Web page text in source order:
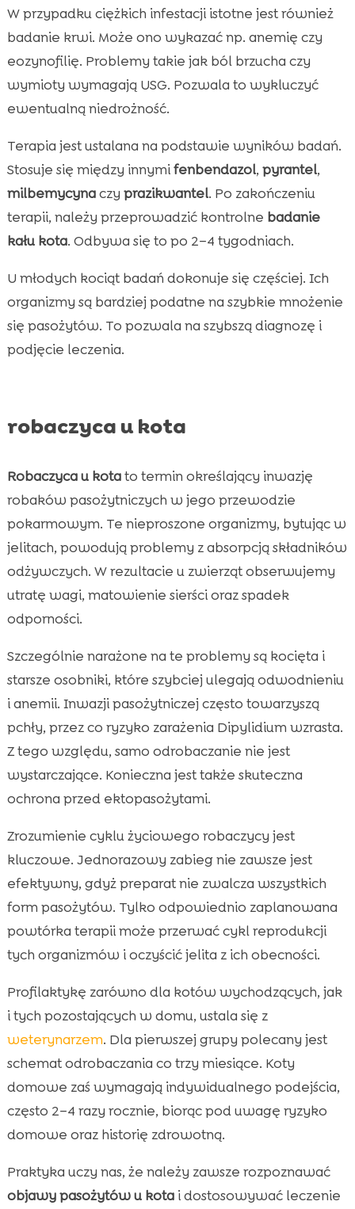
W przypadku ciężkich infestacji istotne jest również
badanie krwi. Może ono wykazać np. anemię czy
eozynofilię. Problemy takie jak ból brzucha czy
wymioty wymagają USG. Pozwala to wykluczyć
ewentualną niedrożność.
Terapia jest ustalana na podstawie wyników badań.
Stosuje się między innymifenbendazol, pyrantel,
milbemycynaczy prazikwantel. Po zakończeniu
terapii, należy przeprowadzić kontrolne badanie
kału kota. Odbywa się to po 2–4 tygodniach.
U młodych kociąt badań dokonuje się częściej. Ich
organizmy są bardziej podatne na szybkie mnożenie
się pasożytów. To pozwala na szybszą diagnozę i
podjęcie leczenia.
robaczyca u kota
Robaczyca u kotato termin określający inwazję
robaków pasożytniczych w jego przewodzie
pokarmowym. Te nieproszone organizmy, bytując w
jelitach, powodują problemy z absorpcją składników
odżywczych. W rezultacie u zwierząt obserwujemy
utratę wagi, matowienie sierści oraz spadek
odporności.
Szczególnie narażone na te problemy są kocięta i
starsze osobniki, które szybciej ulegają odwodnieniu
i anemii. Inwazji pasożytniczej często towarzyszą
pchły, przez co ryzyko zarażenia Dipylidium wzrasta.
Z tego względu, samo odrobaczanie nie jest
wystarczające. Konieczna jest także skuteczna
ochrona przed ektopasożytami.
Zrozumienie cyklu życiowego robaczycy jest
kluczowe. Jednorazowy zabieg nie zawsze jest
efektywny, gdyż preparat nie zwalcza wszystkich
form pasożytów. Tylko odpowiednio zaplanowana
powtórka terapii może przerwać cykl reprodukcji
tych organizmów i oczyścić jelita z ich obecności.
Profilaktykę zarówno dla kotów wychodzących, jak
i tych pozostających w domu, ustala się z
weterynarzem. Dla pierwszej grupy polecany jest
schemat odrobaczania co trzy miesiące. Koty
domowe zaś wymagają indywidualnego podejścia,
często 2–4 razy rocznie, biorąc pod uwagę ryzyko
domowe oraz historię zdrowotną.
Praktyka uczy nas, że należy zawsze rozpoznawać
objawy pasożytów u kotai dostosowywać leczenie